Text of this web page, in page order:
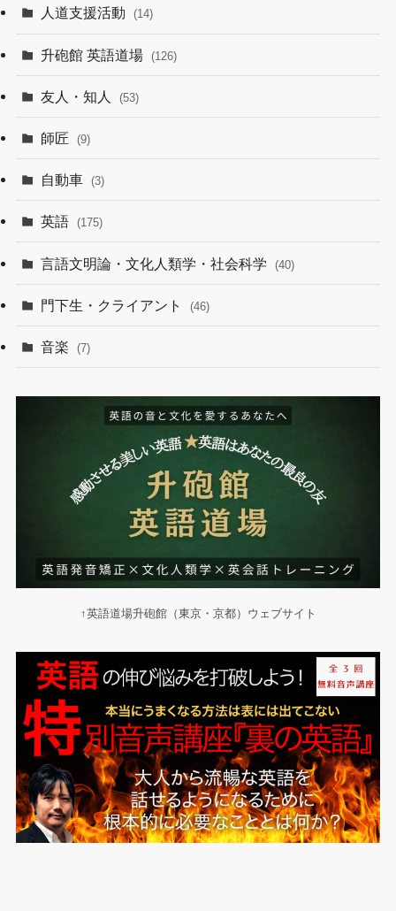
人道支援活動 (14)
升砲館 英語道場 (126)
友人・知人 (53)
師匠 (9)
自動車 (3)
英語 (175)
言語文明論・文化人類学・社会科学 (40)
門下生・クライアント (46)
音楽 (7)
↑英語道場升砲館（東京・京都）ウェブサイト